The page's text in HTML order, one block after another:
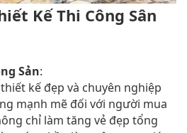
Kế Thi Công Sân
Sản:
kế đẹp và chuyên nghiệp
mạnh mẽ đối với người mua
chỉ làm tăng vẻ đẹp tổng